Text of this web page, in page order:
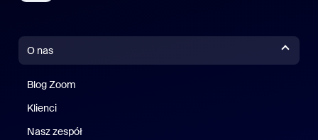
O nas
Blog Zoom
Klienci
Nasz zespół